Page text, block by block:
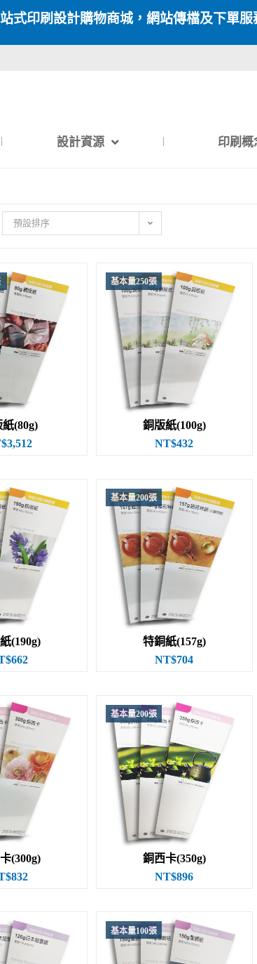
式印刷設計購物商城，網站傳檔及下單
設計資源 印刷概
預設排序
(80g)
基本量250張
銅版紙(100g)
NT$432
(190g)
基本量200張
特銅紙(157g)
NT$704
(300g)
基本量200張
銅西卡(350g)
NT$896
基本量100張